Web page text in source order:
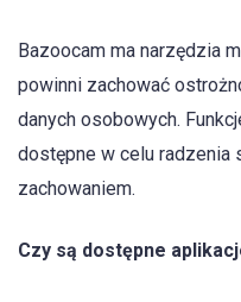
Bazoocam ma narzędzia
powinni zachować
danych osobowych.
dostępne w celu radzenia
zachowaniem.
Czy są dostępne